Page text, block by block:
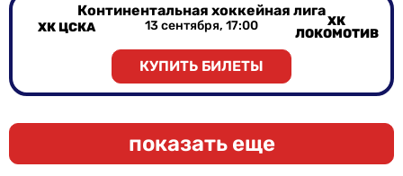
Континентальная хоккейная лига
13 сентября, 17:00
ХК ЦСКА
ХК
ЛОКОМОТИВ
КУПИТЬ БИЛЕТЫ
показать еще